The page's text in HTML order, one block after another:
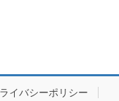
イバシーポリシー